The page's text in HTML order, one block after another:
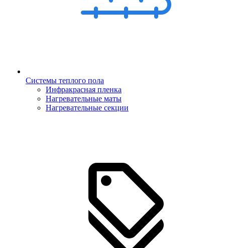
Системы теплого пола
Инфракрасная пленка
Нагревательные маты
Нагревательные секции